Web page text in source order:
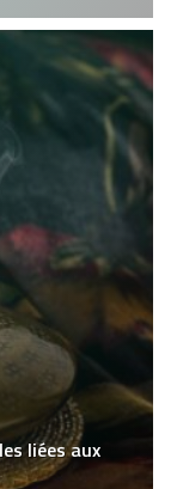
liées aux